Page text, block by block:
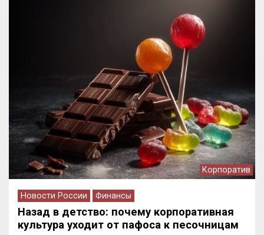
Корпоратив
Новости России Финансы
Назад в детство: почему корпоративная
культура уходит от пафоса к песочницам